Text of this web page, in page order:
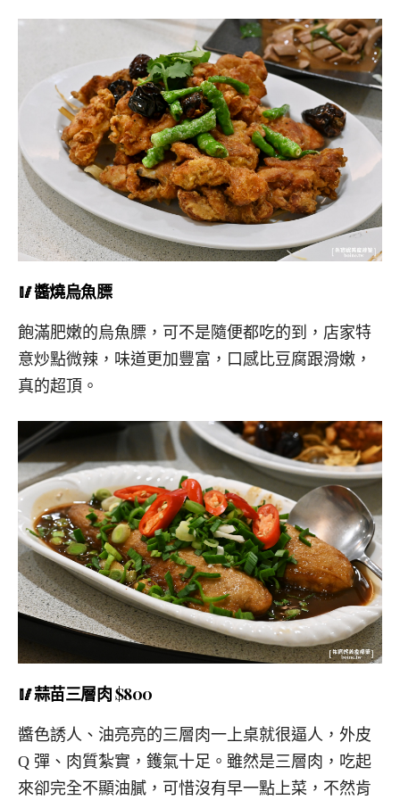
🥢醬燒烏魚膘
飽滿肥嫩的烏魚膘，可不是隨便都吃的到，店家特
意炒點微辣，味道更加豐富，口感比豆腐跟滑嫩，
真的超頂。
🥢蒜苗三層肉 $800
醬色誘人、油亮亮的三層肉一上桌就很逼人，外皮
Q 彈、肉質紮實，鑊氣十足。雖然是三層肉，吃起
來卻完全不顯油膩，可惜沒有早一點上菜，不然肯